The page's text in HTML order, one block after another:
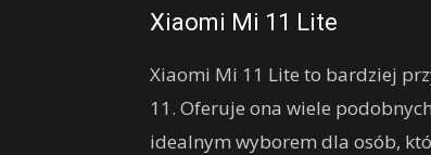
Xiaomi Mi 11 Lite
Xiaomi Mi 11 Lite to bardziej
11. Oferuje ona wiele
idealnym wyborem dla osób,